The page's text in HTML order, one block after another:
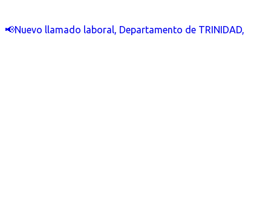
📢Nuevo llamado laboral, Departamento de TRINIDAD,